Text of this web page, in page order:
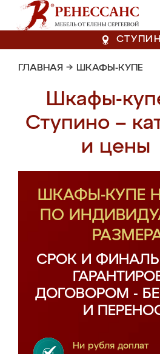
ГЛАВНАЯ → ШКАФЫ-КУПЕ
Шкафы-
Ступино –
и цены
ШКАФЫ-КУПЕ
ПО
СРОК И
ДОГОВОРОМ -
И
Ни рубля доплат